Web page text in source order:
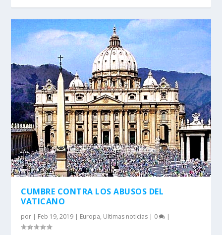
CUMBRE CONTRA LOS ABUSOS DEL
VATICANO
por | Feb 19, 2019 | Europa, Ultimas noticias | 0 |